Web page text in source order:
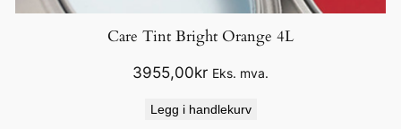
Care Tint Bright Orange 4L
3955,00kr Eks. mva.
Legg i handlekurv